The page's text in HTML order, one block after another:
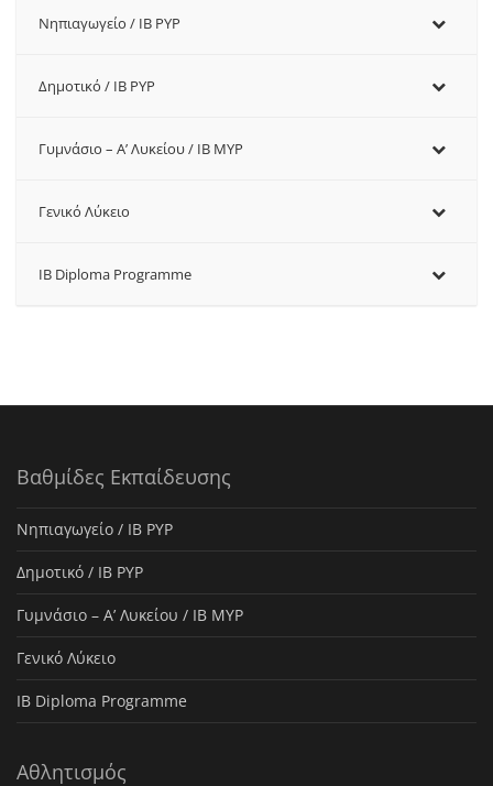
Νηπιαγωγείο / IB PYP
Δημοτικό / IB PYP
Γυμνάσιο – Α’ Λυκείου / IB MYP
Γενικό Λύκειο
IB Diploma Programme
Βαθμίδες Εκπαίδευσης
Νηπιαγωγείο / IB PYP
Δημοτικό / IB PYP
Γυμνάσιο – Α’ Λυκείου / IB MYP
Γενικό Λύκειο
IB Diploma Programme
Αθλητισμός